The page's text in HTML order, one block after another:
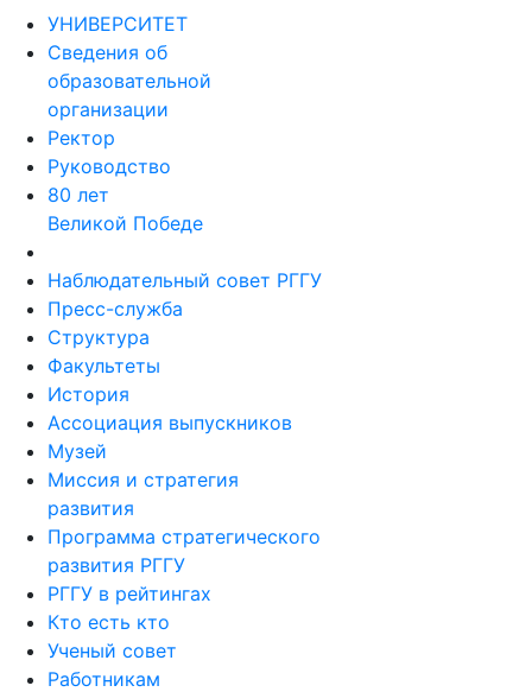
УНИВЕРСИТЕТ
Сведения об
образовательной
организации
Ректор
Руководство
80 лет
Великой Победе
Наблюдательный совет РГГУ
Пресс-служба
Структура
Факультеты
История
Ассоциация выпускников
Музей
Миссия и стратегия
развития
Программа стратегического
развития РГГУ
РГГУ в рейтингах
Кто есть кто
Ученый совет
Работникам